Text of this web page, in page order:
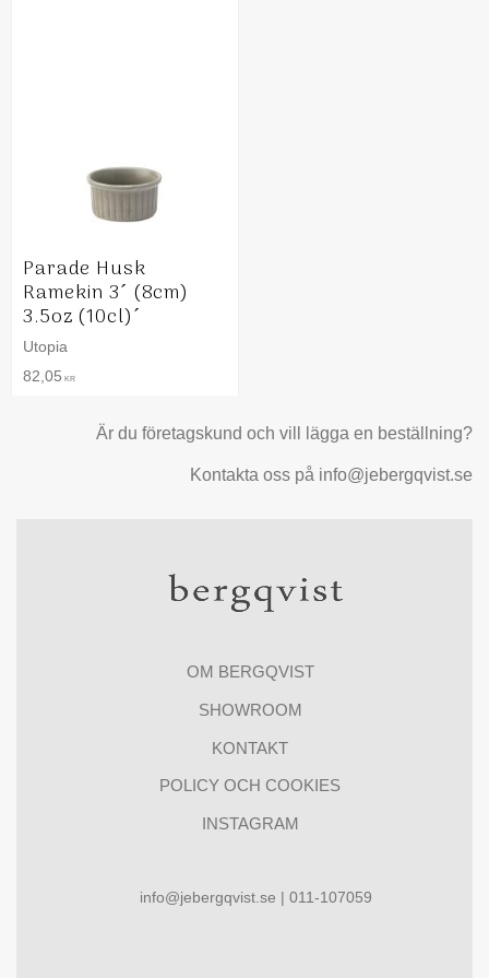
Parade Husk
Ramekin 3´ (8cm)
3.5oz (10cl)´
Utopia
82,05 KR
Är du företagskund och vill lägga en beställning?
Kontakta oss på info@jebergqvist.se
OM BERGQVIST
SHOWROOM
KONTAKT
POLICY OCH COOKIES
INSTAGRAM
info@jebergqvist.se | 011-107059